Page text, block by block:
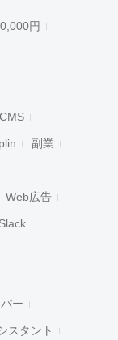
円
CMS
副業
Web広告
Slack
ー
スタント